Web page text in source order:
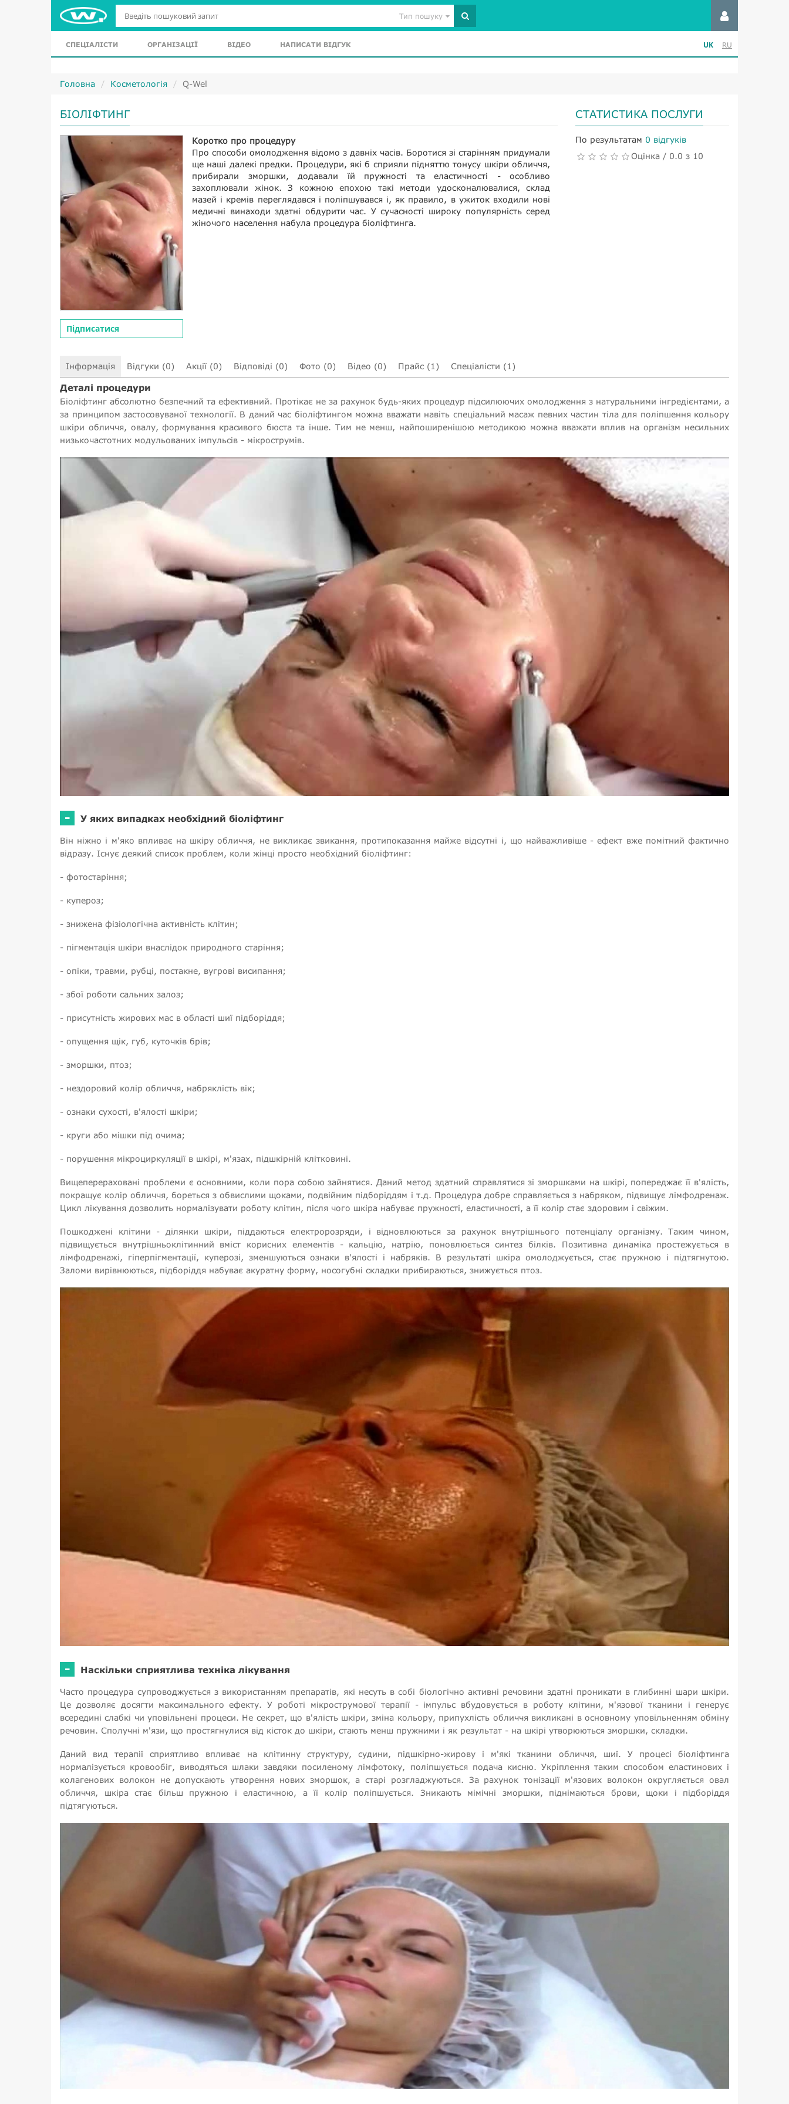
Тип пошуку
СПЕЦІАЛІСТИ ОРГАНІЗАЦІЇ ВІДЕО НАПИСАТИ ВІДГУК UK RU
Головна Косметологія Q-Wel
БІОЛІФТИНГ
Підписатися
Коротко про процедуру
Про способи омолодження відомо з давніх часів. Боротися зі старінням придумали
ще наші далекі предки. Процедури, які б сприяли підняттю тонусу шкіри обличчя,
прибирали зморшки, додавали їй пружності та еластичності - особливо
захоплювали жінок. З кожною епохою такі методи удосконалювалися, склад
мазей і кремів переглядався і поліпшувався і, як правило, в ужиток входили нові
медичні винаходи здатні обдурити час. У сучасності широку популярність серед
жіночого населення набула процедура біоліфтинга.
СТАТИСТИКА ПОСЛУГИ
По результатам 0 відгуків
Оцінка / 0.0 з 10
Інформація Відгуки (0) Акції (0) Відповіді (0) Фото (0) Відео (0) Прайс (1) Спеціалісти (1)
Деталі процедури
Біоліфтинг абсолютно безпечний та ефективний. Протікає не за рахунок будь-яких процедур підсилюючих омолодження з натуральними інгредієнтами, а
за принципом застосовуваної технології. В даний час біоліфтингом можна вважати навіть спеціальний масаж певних частин тіла для поліпшення кольору
шкіри обличчя, овалу, формування красивого бюста та інше. Тим не менш, найпоширенішою методикою можна вважати вплив на організм несильних
низькочастотних модульованих імпульсів - мікрострумів.
- У яких випадках необхідний біоліфтинг
Він ніжно і м'яко впливає на шкіру обличчя, не викликає звикання, протипоказання майже відсутні і, що найважливіше - ефект вже помітний фактично
відразу. Існує деякий список проблем, коли жінці просто необхідний біоліфтинг:
- фотостаріння;
- купероз;
- знижена фізіологічна активність клітин;
- пігментація шкіри внаслідок природного старіння;
- опіки, травми, рубці, постакне, вугрові висипання;
- збої роботи сальних залоз;
- присутність жирових мас в області шиї підборіддя;
- опущення щік, губ, куточків брів;
- зморшки, птоз;
- нездоровий колір обличчя, набряклість вік;
- ознаки сухості, в'ялості шкіри;
- круги або мішки під очима;
- порушення мікроциркуляції в шкірі, м'язах, підшкірній клітковині.
Вищеперерахованi проблеми є основними, коли пора собою зайнятися. Даний метод здатний справлятися зі зморшками на шкірі, попереджає її в'ялість,
покращує колір обличчя, бореться з обвислими щоками, подвійним підборіддям і т.д. Процедура добре справляється з набряком, підвищує лімфодренаж.
Цикл лікування дозволить нормалізувати роботу клітин, після чого шкіра набуває пружності, еластичності, а її колір стає здоровим і свіжим.
Пошкоджені клітини - ділянки шкіри, піддаються електророзряди, і відновлюються за рахунок внутрішнього потенціалу організму. Таким чином,
підвищується внутрішньоклітинний вміст корисних елементів - кальцію, натрію, поновлюється синтез білків. Позитивна динаміка простежується в
лімфодренажі, гіперпігментації, куперозі, зменшуються ознаки в'ялості і набряків. В результаті шкіра омолоджується, стає пружною і підтягнутою.
Заломи вирівнюються, підборіддя набуває акуратну форму, носогубні складки прибираються, знижується птоз.
- Наскільки сприятлива техніка лікування
Часто процедура супроводжується з використанням препаратів, які несуть в собі біологічно активні речовини здатні проникати в глибинні шари шкіри.
Це дозволяє досягти максимального ефекту. У роботі мікрострумової терапії - імпульс вбудовується в роботу клітини, м'язової тканини і генерує
всередині слабкі чи уповільнені процеси. Не секрет, що в'ялість шкіри, зміна кольору, припухлість обличчя викликані в основному уповільненням обміну
речовин. Сполучні м'язи, що простягнулися від кісток до шкіри, стають менш пружними і як результат - на шкірі утворюються зморшки, складки.
Даний вид терапії сприятливо впливає на клітинну структуру, судини, підшкірно-жирову і м'які тканини обличчя, шиї. У процесі біоліфтинга
нормалізується кровообіг, виводяться шлаки завдяки посиленому лімфотоку, поліпшується подача кисню. Укріплення таким способом еластинових і
колагенових волокон не допускають утворення нових зморшок, а старі розгладжуються. За рахунок тонізації м'язових волокон округляється овал
обличчя, шкіра стає більш пружною і еластичною, а її колір поліпшується. Зникають мімічні зморшки, піднімаються брови, щоки і підборіддя
підтягуються.